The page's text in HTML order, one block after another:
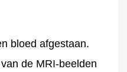
bloed afgestaan.
de MRI-beelden